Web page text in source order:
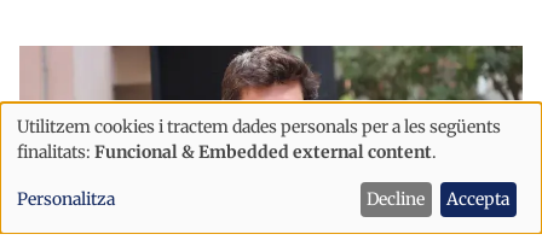
Ús
de
dades
Utilitzem cookies i tractem dades personals per a les següents
finalitats: Funcional & Embedded external content.
Personalitza Decline Accepta